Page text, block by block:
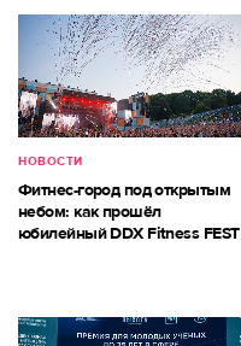
НОВОСТИ
Фитнес-город под открытым
небом: как прошёл
юбилейный DDX Fitness FEST